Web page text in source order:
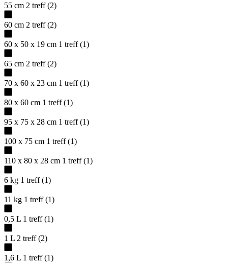
55 cm 2 treff (2)
60 cm 2 treff (2)
60 x 50 x 19 cm 1 treff (1)
65 cm 2 treff (2)
70 x 60 x 23 cm 1 treff (1)
80 x 60 cm 1 treff (1)
95 x 75 x 28 cm 1 treff (1)
100 x 75 cm 1 treff (1)
110 x 80 x 28 cm 1 treff (1)
6 kg 1 treff (1)
11 kg 1 treff (1)
0,5 L 1 treff (1)
1 L 2 treff (2)
1,6 L 1 treff (1)